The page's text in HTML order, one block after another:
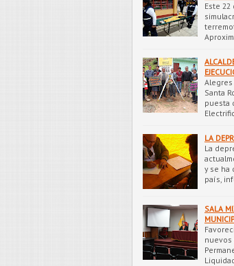
Este
Santa
puesta
LA
La
y se ha
país,
SALA